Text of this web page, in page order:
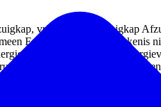
vrijhangende afzuigkap
Energieverbruik » Betekenis
in de praktijk
» 1
Keukenapparatuur »
Koelen en vriezen »